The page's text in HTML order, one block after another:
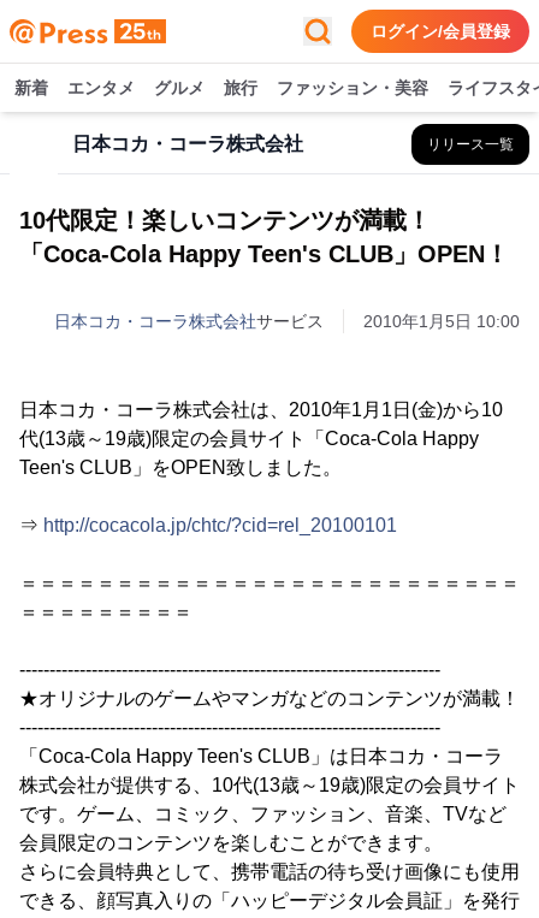
ログイン/会員登録
新着 エンタメ グルメ 旅行 ファッション・美容 ライフスタ
日本コカ・コーラ株式会社 リリース一覧
10代限定！楽しいコンテンツが満載！
「Coca-Cola Happy Teen's CLUB」OPEN！
日本コカ・コーラ株式会社サービス 2010年1月5日 10:00
日本コカ・コーラ株式会社は、2010年1月1日(金)から10
代(13歳～19歳)限定の会員サイト「Coca-Cola Happy
Teen's CLUB」をOPEN致しました。
⇒ http://cocacola.jp/chtc/?cid=rel_20100101
＝＝＝＝＝＝＝＝＝＝＝＝＝＝＝＝＝＝＝＝＝＝＝＝＝＝
＝＝＝＝＝＝＝＝＝
----------------------------------------------------------------------
★オリジナルのゲームやマンガなどのコンテンツが満載！
----------------------------------------------------------------------
「Coca-Cola Happy Teen's CLUB」は日本コカ・コーラ
株式会社が提供する、10代(13歳～19歳)限定の会員サイト
です。ゲーム、コミック、ファッション、音楽、TVなど
会員限定のコンテンツを楽しむことができます。
さらに会員特典として、携帯電話の待ち受け画像にも使用
できる、顔写真入りの「ハッピーデジタル会員証」を発行